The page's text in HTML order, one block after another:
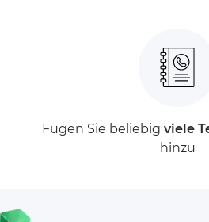
Fügen Sie beliebig viele
hinzu